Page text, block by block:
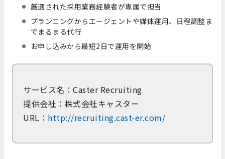
厳選された採用業務経験者が専属で担当
プランニングからエージェントや媒体運用、日程調整ま
でまるまる代行
お申し込みから最短2日で運用を開始
サービス名：Caster Recruiting
提供会社：株式会社キャスター
URL： http://recruiting.cast-er.com/